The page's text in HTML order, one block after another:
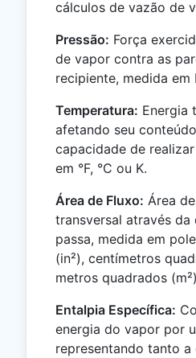
cálculos de vazão de
Pressão: Força
de vapor contra as
recipiente, medida em
Temperatura: Energia
afetando seu
capacidade de
em °F, °C ou K.
Área de Fluxo: Área
transversal através da
passa, medida em
(in²), centímetros
metros quadrados
Entalpia Específica:
energia do vapor por
representando tanto a